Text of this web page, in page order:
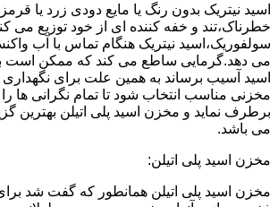
اسید نیتریک بدون رنگ یا مایع دودی زرد یا
خطرناک،تند و خفه کننده ای از خود توزیع می
سولفوریک،اسید نیتریک هنگام تماس با آب
می دهد.گرمایی ساطع می کند که ممکن است
اسید آسیب برساند به همین علت برای نگهداری
مخزنی مناسب انتخاب شود تا تمام نگرانی ها
برطرف نماید و مخزن اسید پلی اتیلن بهترین
می باشد.
مخزن اسید پلی اتیلن:
مخزن اسید پلی اتیلن همانطور که گفت شد